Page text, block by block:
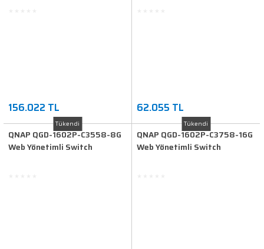
156.022 TL 62.055 TL
Tükendi
QNAP QGD-1602P-C3558-8G
Web Yönetimli Switch
Tükendi
QNAP QGD-1602P-C3758-16G
Web Yönetimli Switch